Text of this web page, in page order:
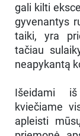
gali kilti
gyvenantys
taiki, yra
tačiau
neapykantą
Išeidami
kviečiame
apleisti